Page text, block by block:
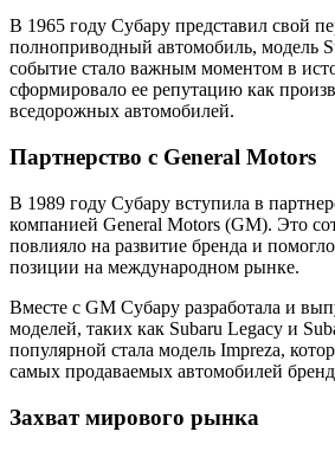
В 1965 году Субару представил свой
полноприводный автомобиль, модель
событие стало важным моментом в
сформировало ее репутацию как
вседорожных автомобилей.
Партнерство с General Motors
В 1989 году Субару вступила в
компанией General Motors (GM). Это
повлияло на развитие бренда и
позиции на международном рынке.
Вместе с GM Субару разработала и
моделей, таких как Subaru Legacy и
популярной стала модель Impreza,
самых продаваемых автомобилей
Захват мирового рынка